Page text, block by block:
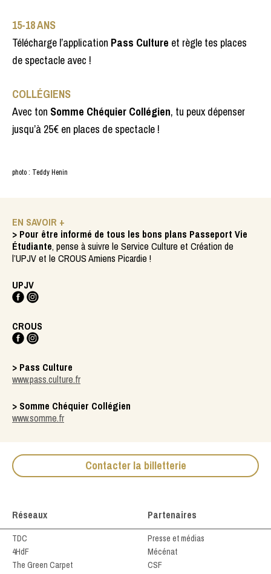
15-18 ANS
Télécharge l’application Pass Culture et règle tes places
de spectacle avec !
COLLÉGIENS
Avec ton Somme Chéquier Collégien, tu peux dépenser
jusqu’à 25€ en places de spectacle !
photo : Teddy Henin
EN SAVOIR +
> Pour être informé de tous les bons plans Passeport Vie
Étudiante, pense à suivre le Service Culture et Création de
l’UPJV et le CROUS Amiens Picardie !
UPJV
CROUS
> Pass Culture
www.pass.culture.fr
> Somme Chéquier Collégien
www.somme.fr
Contacter la billetterie
Réseaux
TDC
4HdF
The Green Carpet
Partenaires
Presse et médias
Mécénat
CSF